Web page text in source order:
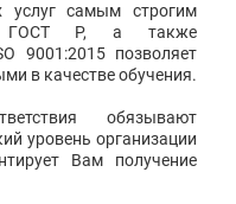
услуг самым строгим
ГОСТ Р, а также
9001:2015 позволяет
в качестве обучения.
обязывают
уровень организации
Вам получение